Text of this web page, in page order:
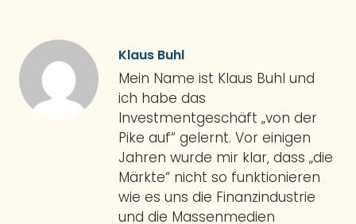
Klaus Buhl
Mein Name ist Klaus Buhl und
ich habe das
Investmentgeschäft „von der
Pike auf“ gelernt. Vor einigen
Jahren wurde mir klar, dass „die
Märkte“ nicht so funktionieren
wie es uns die Finanzindustrie
und die Massenmedien